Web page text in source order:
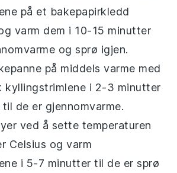
på et bakepapirkledd
varm dem i 10-15 minutter
og sprø igjen.
på middels varme med
kyllingstrimlene i 2-3 minutter
de er gjennomvarme.
ved å sette temperaturen
Celsius og varm
i 5-7 minutter til de er sprø